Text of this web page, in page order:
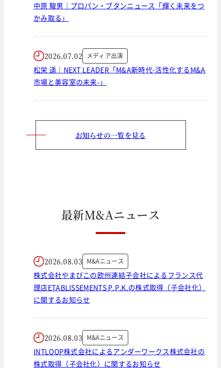
中原 駿男｜プロパン・ブタンニュース「輝く未来をつ
かみ取る」
2026.07.02 メディア出演
松栄 遥｜NEXT LEADER「M&A新時代-活性化するM&A
市場と美容室の未来-」
お知らせの一覧を見る
最新M&Aニュース
2026.08.03 M&Aニュース
株式会社やまびこの欧州連結子会社によるフランス代
理店ETABLISSEMENTS P.P.K.の株式取得（子会社化）
に関するお知らせ
2026.08.03 M&Aニュース
INTLOOP株式会社によるアンダーワークス株式会社の
株式取得（子会社化）に関するお知らせ